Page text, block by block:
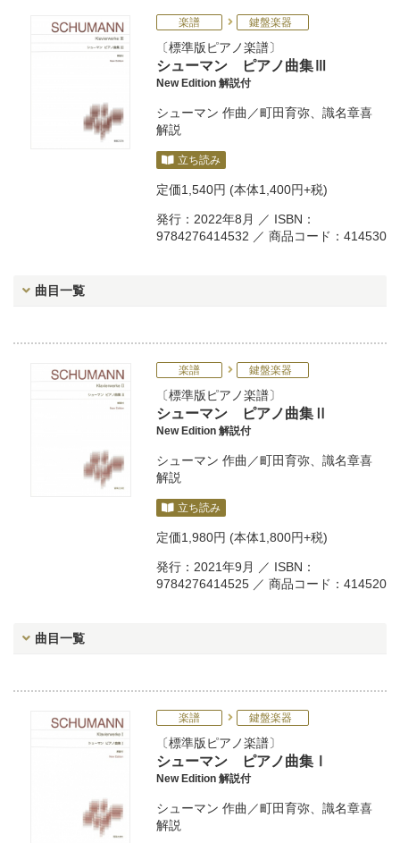
楽譜 鍵盤楽器
標準版ピアノ楽譜
シューマン ピアノ曲集Ⅲ
New Edition 解説付
シューマン 作曲／町田育弥
識名章喜
解説
立ち読み
定価1,540円 (本体1,400円+税)
発行：2022年8月 ／ ISBN：
9784276414532 ／ 商品コード：414530
曲目一覧
楽譜 鍵盤楽器
標準版ピアノ楽譜
シューマン ピアノ曲集Ⅱ
New Edition 解説付
シューマン 作曲／町田育弥
識名章喜
解説
立ち読み
定価1,980円 (本体1,800円+税)
発行：2021年9月 ／ ISBN：
9784276414525 ／ 商品コード：414520
曲目一覧
楽譜 鍵盤楽器
標準版ピアノ楽譜
シューマン ピアノ曲集Ⅰ
New Edition 解説付
シューマン 作曲／町田育弥
識名章喜
解説